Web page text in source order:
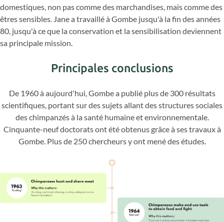
domestiques, non pas comme des marchandises, mais comme des
êtres sensibles. Jane a travaillé à Gombe jusqu'à la fin des années
80, jusqu'à ce que la conservation et la sensibilisation deviennent
sa principale mission.
Principales conclusions
De 1960 à aujourd'hui, Gombe a publié plus de 300 résultats
scientifiques, portant sur des sujets allant des structures sociales
des chimpanzés à la santé humaine et environnementale.
Cinquante-neuf doctorats ont été obtenus grâce à ses travaux à
Gombe. Plus de 250 chercheurs y ont mené des études.